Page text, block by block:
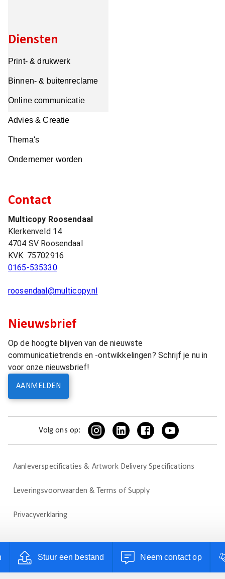
Stuur een bestand Neem contact op
Diensten
Print- & drukwerk
Binnen- & buitenreclame
Online communicatie
Advies & Creatie
Thema's
Ondernemer worden
Contact
Multicopy Roosendaal
Klerkenveld 14
4704 SV Roosendaal
KVK: 75702916
0165-535330
roosendaal@multicopy.nl
Nieuwsbrief
Op de hoogte blijven van de nieuwste
communicatietrends en -ontwikkelingen? Schrijf je nu in
voor onze nieuwsbrief!
AANMELDEN
Volg ons op:
Aanleverspecificaties & Artwork Delivery Specifications
Leveringsvoorwaarden & Terms of Supply
Privacyverklaring